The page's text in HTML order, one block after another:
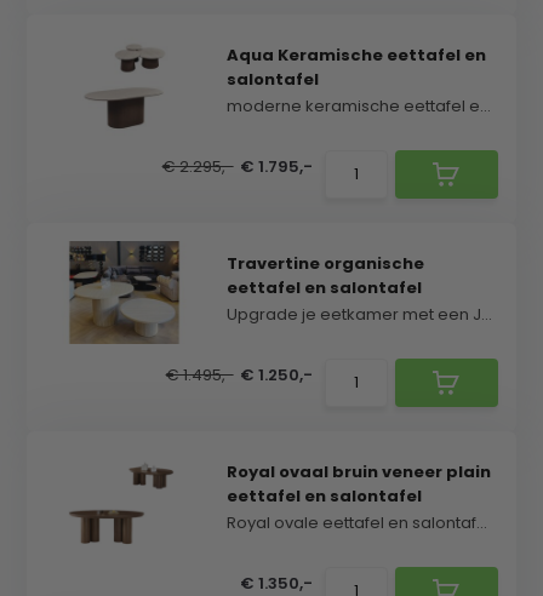
Aqua Keramische eettafel en
salontafel
moderne keramische eettafel en salontafel met een...
€ 2.295,- € 1.795,-
Travertine organische
eettafel en salontafel
Upgrade je eetkamer met een Japandi stijl eettafe...
€ 1.495,- € 1.250,-
Royal ovaal bruin veneer plain
eettafel en salontafel
Royal ovale eettafel en salontafel set uitgevoerd ...
€ 1.350,-